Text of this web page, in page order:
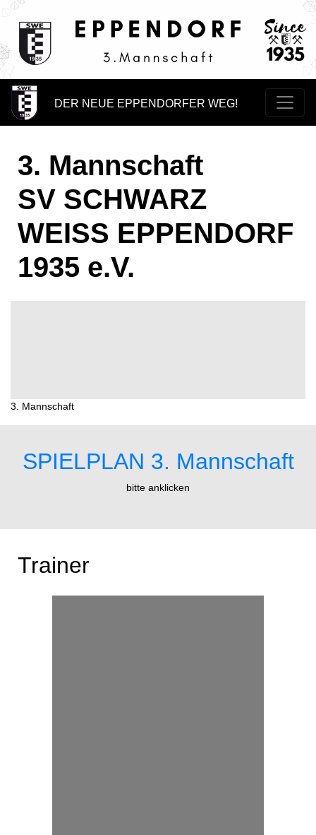
DER NEUE EPPENDORFER WEG!
3. Mannschaft
SV SCHWARZ
WEISS EPPENDORF
1935 e.V.
3. Mannschaft
SPIELPLAN 3. Mannschaft
bitte anklicken
Trainer